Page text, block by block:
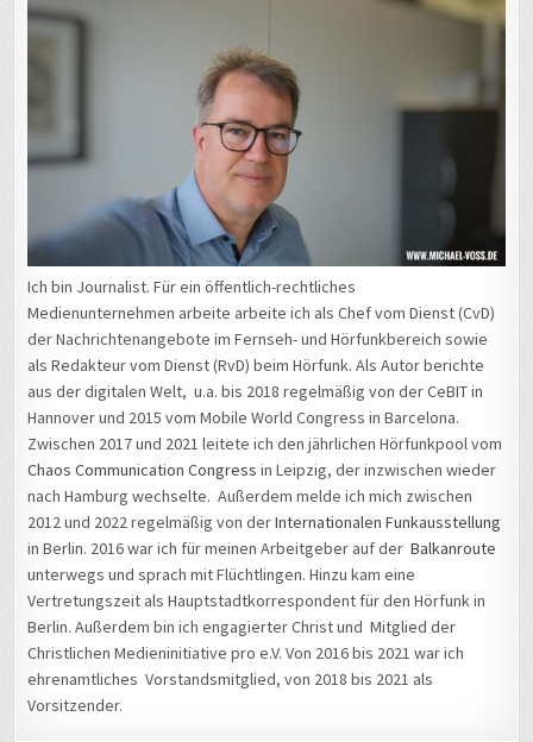
Ich bin Journalist. Für ein öffentlich-rechtliches
Medienunternehmen arbeite arbeite ich als Chef vom Dienst (CvD)
der Nachrichtenangebote im Fernseh- und Hörfunkbereich sowie
als Redakteur vom Dienst (RvD) beim Hörfunk. Als Autor berichte
aus der digitalen Welt, u.a. bis 2018 regelmäßig von der CeBIT in
Hannover und 2015 vom Mobile World Congress in Barcelona.
Zwischen 2017 und 2021 leitete ich den jährlichen Hörfunkpool vom
Chaos Communication Congress in Leipzig, der inzwischen wieder
nach Hamburg wechselte. Außerdem melde ich mich zwischen
2012 und 2022 regelmäßig von derInternationalen Funkausstellung
in Berlin. 2016 war ich für meinen Arbeitgeber auf derBalkanroute
unterwegs und sprach mit Flüchtlingen. Hinzu kam eine
Vertretungszeit als Hauptstadtkorrespondent für den Hörfunk in
Berlin. Außerdem bin ich engagierter Christ und Mitglied der
Christlichen Medieninitiative pro e.V. Von 2016 bis 2021 war ich
ehrenamtliches Vorstandsmitglied, von 2018 bis 2021 als
Vorsitzender.